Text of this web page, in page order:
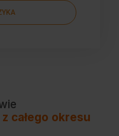
z całego okresu